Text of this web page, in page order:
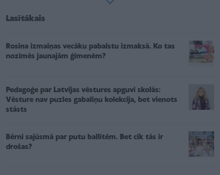
Lasītākais
Rosina izmaiņas vecāku pabalstu izmaksā. Ko tas
nozīmēs jaunajām ģimenēm?
Pedagoģe par Latvijas vēstures apguvi skolās:
Vēsture nav puzles gabaliņu kolekcija, bet vienots
stāsts
Bērni sajūsmā par putu ballītēm. Bet cik tās ir
drošas?